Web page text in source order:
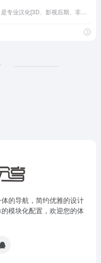
的导航，简约优雅的设计
模块化配置，欢迎您的体